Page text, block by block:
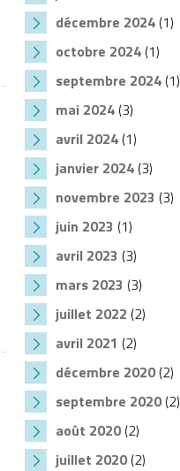
décembre 2024(1)
octobre 2024(1)
septembre 2024(1)
mai 2024(3)
avril 2024(1)
janvier 2024(3)
novembre 2023 (3)
juin 2023 (1)
avril 2023 (3)
mars 2023 (3)
juillet 2022 (2)
avril 2021 (2)
décembre 2020(2)
septembre 2020(2)
août 2020(2)
juillet 2020(2)